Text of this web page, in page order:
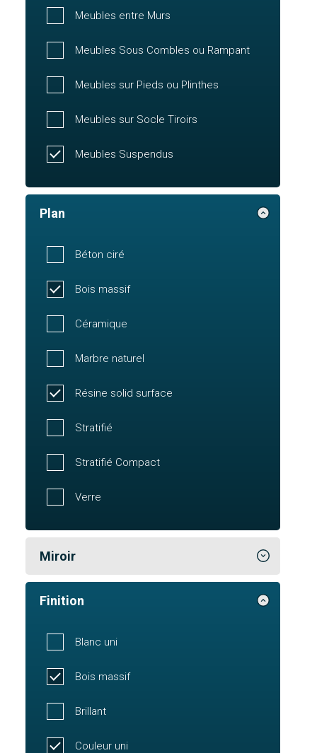
Meubles entre Murs
Meubles Sous Combles ou Rampant
Meubles sur Pieds ou Plinthes
Meubles sur Socle Tiroirs
Meubles Suspendus
Plan
Béton ciré
Bois massif
Céramique
Marbre naturel
Résine solid surface
Stratifié
Stratifié Compact
Verre
Miroir
Finition
Blanc uni
Bois massif
Brillant
Couleur uni